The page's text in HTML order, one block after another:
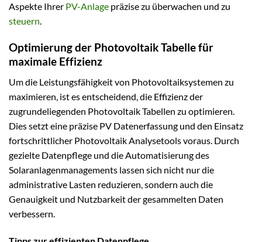
Aspekte Ihrer PV-Anlage präzise zu überwachen und zu
steuern.
Optimierung der Photovoltaik Tabelle für
maximale Effizienz
Um die Leistungsfähigkeit von Photovoltaiksystemen zu
maximieren, ist es entscheidend, die Effizienz der
zugrundeliegenden Photovoltaik Tabellen zu optimieren.
Dies setzt eine präzise PV Datenerfassung und den Einsatz
fortschrittlicher Photovoltaik Analysetools voraus. Durch
gezielte Datenpflege und die Automatisierung des
Solaranlagenmanagements lassen sich nicht nur die
administrative Lasten reduzieren, sondern auch die
Genauigkeit und Nutzbarkeit der gesammelten Daten
verbessern.